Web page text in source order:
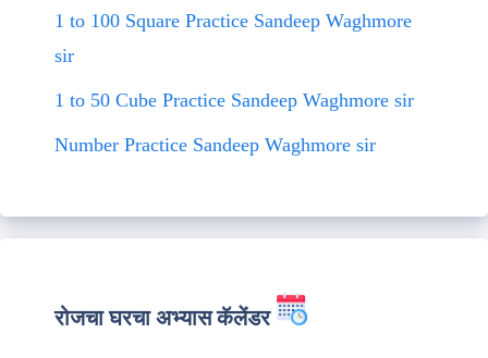
1 to 100 Square Practice Sandeep Waghmore
sir
1 to 50 Cube Practice Sandeep Waghmore sir
Number Practice Sandeep Waghmore sir
रोजचा घरचा अभ्यास कॅलेंडर